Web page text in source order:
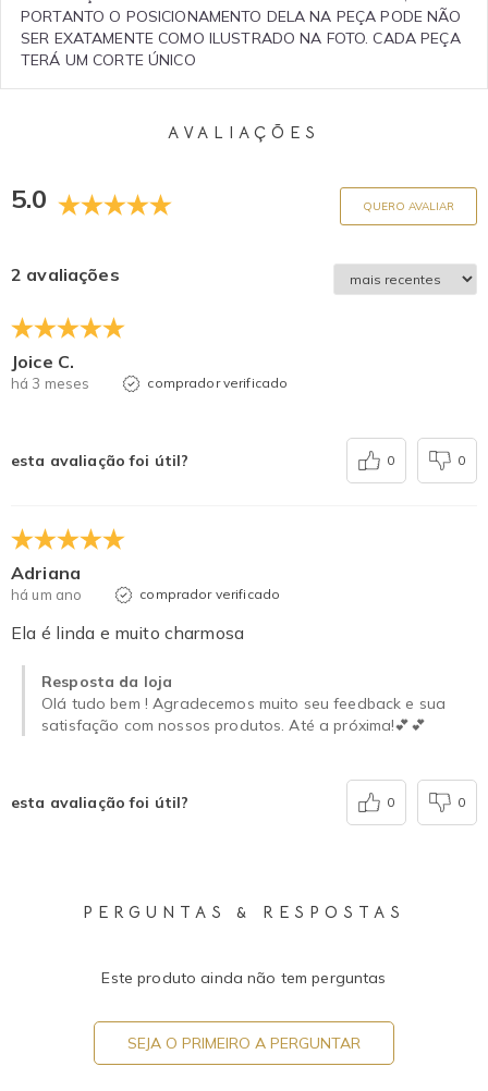
PORTANTO O POSICIONAMENTO DELA NA PEÇA PODE NÃO
SER EXATAMENTE COMO ILUSTRADO NA FOTO. CADA PEÇA
TERÁ UM CORTE ÚNICO
AVALIAÇÕES
5.0 QUERO AVALIAR
2 avaliações
Joice C.
há 3 meses comprador verificado
esta avaliação foi útil? 0 0
Adriana
há um ano comprador verificado
Ela é linda e muito charmosa
Resposta da loja
Olá tudo bem ! Agradecemos muito seu feedback e sua
satisfação com nossos produtos. Até a próxima!💕💕
esta avaliação foi útil? 0 0
PERGUNTAS & RESPOSTAS
Este produto ainda não tem perguntas
SEJA O PRIMEIRO A PERGUNTAR